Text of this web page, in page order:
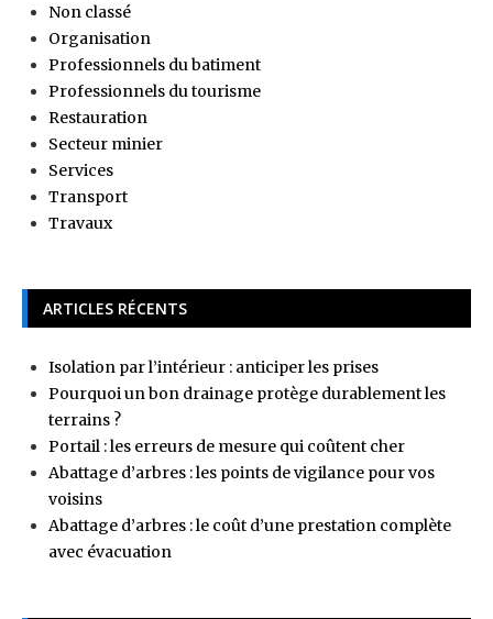
Non classé
Organisation
Professionnels du batiment
Professionnels du tourisme
Restauration
Secteur minier
Services
Transport
Travaux
ARTICLES RÉCENTS
Isolation par l’intérieur : anticiper les prises
Pourquoi un bon drainage protège durablement les
terrains ?
Portail : les erreurs de mesure qui coûtent cher
Abattage d’arbres : les points de vigilance pour vos
voisins
Abattage d’arbres : le coût d’une prestation complète
avec évacuation